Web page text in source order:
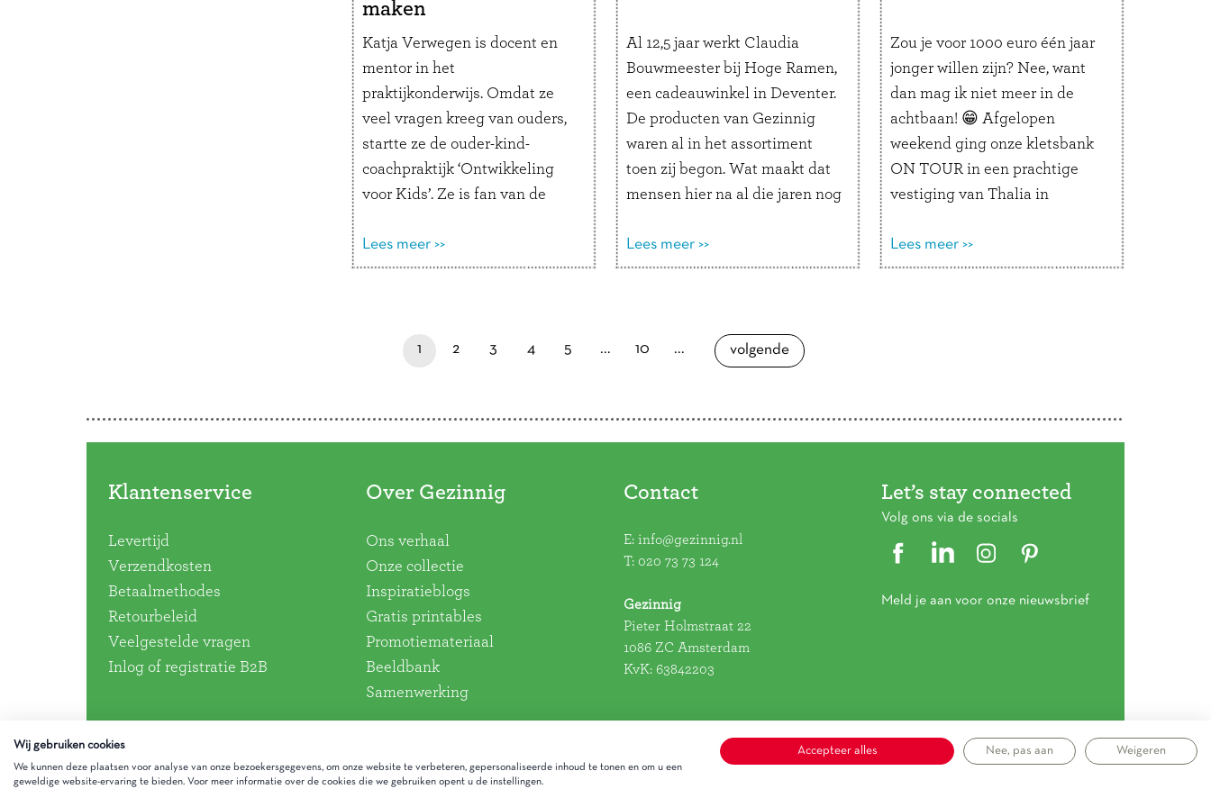
maken
Katja Verwegen is docent en
mentor in het
praktijkonderwijs. Omdat ze
veel vragen kreeg van ouders,
startte ze de ouder-kind-
coachpraktijk ‘Ontwikkeling
voor Kids’. Ze is fan van de
om veiligheid te creëren voor
een gesprek. Hoe ziet jouw
gedrag van …Lees verder
Lees meer >>
Al 12,5 jaar werkt Claudia
Bouwmeester bij Hoge Ramen,
een cadeauwinkel in Deventer.
De producten van Gezinnig
waren al in het assortiment
toen zij begon. Wat maakt dat
mensen hier na al die jaren nog
komen? Wat is Hoge Ramen
voor winkel? “Het is één van
Lees meer >>
Zou je voor 1000 euro één jaar
jonger willen zijn? Nee, want
dan mag ik niet meer in de
achtbaan! 😁 Afgelopen
weekend ging onze kletsbank
ON TOUR in een prachtige
vestiging van Thalia in
‘Plaudercouch’ werden de
leukste duo-gesprekjes
Lees meer >>
paginapage 1 of 16
je bent nu op pagina
1 pagina
2 pagina
3 pagina
4 pagina
5 ... pagina
10 ... volgende
pagina
laatste pagina
Klantenservice
Levertijd
Verzendkosten
Betaalmethodes
Retourbeleid
Veelgestelde vragen
Inlog of registratie B2B
Over Gezinnig
Ons verhaal
Onze collectie
Inspiratieblogs
Gratis printables
Promotiemateriaal
Beeldbank
Samenwerking
Contact
E: info@gezinnig.nl
T: 020 73 73 124
Gezinnig
Pieter Holmstraat 22
1086 ZC Amsterdam
KvK: 63842203
Let’s stay connected
Volg ons via de socials
Meld je aan voor onze nieuwsbrief
Gezinnig
Wij gebruiken cookies
We kunnen deze plaatsen voor analyse van onze bezoekersgegevens, om onze website te verbeteren, gepersonaliseerde inhoud te tonen en om u een
geweldige website-ervaring te bieden. Voor meer informatie over de cookies die we gebruiken opent u de instellingen.
Accepteer alles Nee, pas aan Weigeren